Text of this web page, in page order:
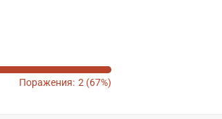
Поражения: 2 (67%)